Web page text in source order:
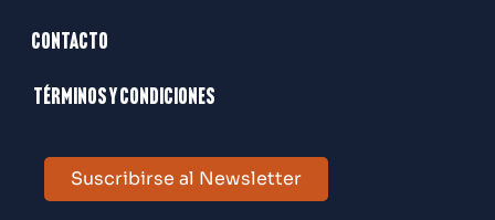
Contacto
Términos y condiciones
Suscribirse al Newsletter